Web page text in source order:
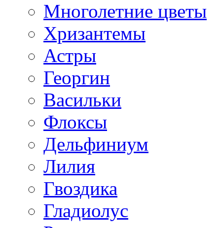
Многолетние цветы
Хризантемы
Астры
Георгин
Васильки
Флоксы
Дельфиниум
Лилия
Гвоздика
Гладиолус